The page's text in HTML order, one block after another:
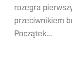
rozegra
przeciwnikiem
Początek...